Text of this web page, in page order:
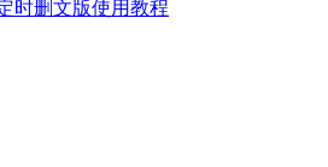
时删文版使用教程